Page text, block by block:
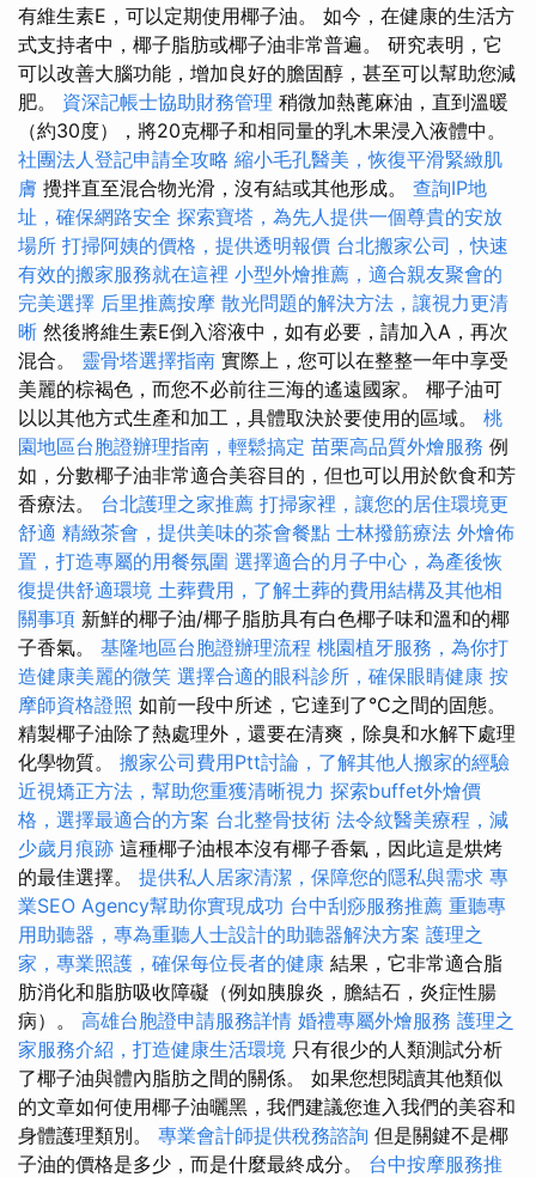
有維生素E，可以定期使用椰子油。 如今，在健康的生活方
式支持者中，椰子脂肪或椰子油非常普遍。 研究表明，它
可以改善大腦功能，增加良好的膽固醇，甚至可以幫助您減
肥。 資深記帳士協助財務管理 稍微加熱蓖麻油，直到溫暖
（約30度），將20克椰子和相同量的乳木果浸入液體中。
社團法人登記申請全攻略 縮小毛孔醫美，恢復平滑緊緻肌
膚 攪拌直至混合物光滑，沒有結或其他形成。 查詢IP地
址，確保網路安全 探索寶塔，為先人提供一個尊貴的安放
場所 打掃阿姨的價格，提供透明報價 台北搬家公司，快速
有效的搬家服務就在這裡 小型外燴推薦，適合親友聚會的
完美選擇 后里推薦按摩 散光問題的解決方法，讓視力更清
晰 然後將維生素E倒入溶液中，如有必要，請加入A，再次
混合。 靈骨塔選擇指南 實際上，您可以在整整一年中享受
美麗的棕褐色，而您不必前往三海的遙遠國家。 椰子油可
以以其他方式生產和加工，具體取決於要使用的區域。 桃
園地區台胞證辦理指南，輕鬆搞定 苗栗高品質外燴服務 例
如，分數椰子油非常適合美容目的，但也可以用於飲食和芳
香療法。 台北護理之家推薦 打掃家裡，讓您的居住環境更
舒適 精緻茶會，提供美味的茶會餐點 士林撥筋療法 外燴佈
置，打造專屬的用餐氛圍 選擇適合的月子中心，為產後恢
復提供舒適環境 土葬費用，了解土葬的費用結構及其他相
關事項 新鮮的椰子油/椰子脂肪具有白色椰子味和溫和的椰
子香氣。 基隆地區台胞證辦理流程 桃園植牙服務，為你打
造健康美麗的微笑 選擇合適的眼科診所，確保眼睛健康 按
摩師資格證照 如前一段中所述，它達到了°C之間的固態。
精製椰子油除了熱處理外，還要在清爽，除臭和水解下處理
化學物質。 搬家公司費用Ptt討論，了解其他人搬家的經驗
近視矯正方法，幫助您重獲清晰視力 探索buffet外燴價
格，選擇最適合的方案 台北整骨技術 法令紋醫美療程，減
少歲月痕跡 這種椰子油根本沒有椰子香氣，因此這是烘烤
的最佳選擇。 提供私人居家清潔，保障您的隱私與需求 專
業SEO Agency幫助你實現成功 台中刮痧服務推薦 重聽專
用助聽器，專為重聽人士設計的助聽器解決方案 護理之
家，專業照護，確保每位長者的健康 結果，它非常適合脂
肪消化和脂肪吸收障礙（例如胰腺炎，膽結石，炎症性腸
病）。 高雄台胞證申請服務詳情 婚禮專屬外燴服務 護理之
家服務介紹，打造健康生活環境 只有很少的人類測試分析
了椰子油與體內脂肪之間的關係。 如果您想閱讀其他類似
的文章如何使用椰子油曬黑，我們建議您進入我們的美容和
身體護理類別。 專業會計師提供稅務諮詢 但是關鍵不是椰
子油的價格是多少，而是什麼最終成分。 台中按摩服務推